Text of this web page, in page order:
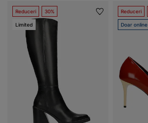
Reduceri 30%
Limited
Reduceri
Doar online